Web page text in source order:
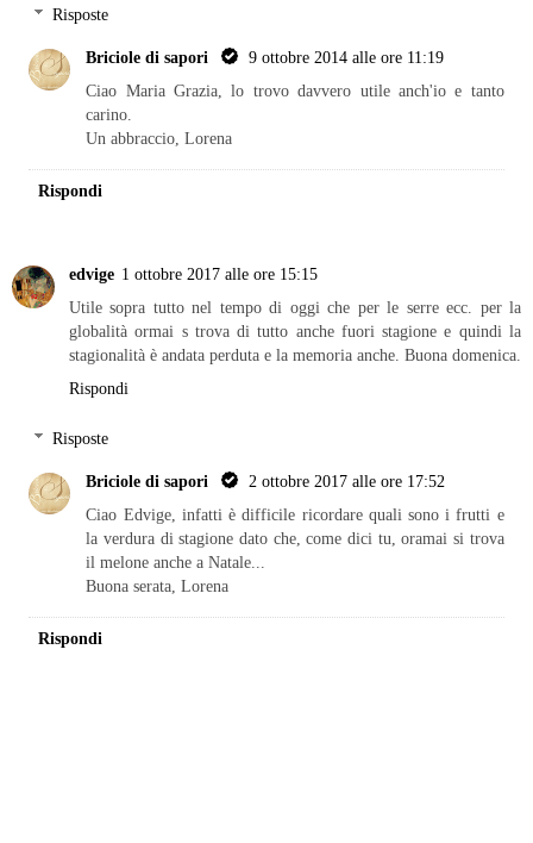
Risposte
Briciole di sapori
9 ottobre 2014 alle ore 11:19
Ciao Maria Grazia, lo trovo davvero utile anch'io e tanto
carino.
Un abbraccio, Lorena
Rispondi
edvige 1 ottobre 2017 alle ore 15:15
Utile sopra tutto nel tempo di oggi che per le serre ecc. per la
globalità ormai s trova di tutto anche fuori stagione e quindi la
stagionalità è andata perduta e la memoria anche. Buona domenica.
Rispondi
Risposte
Briciole di sapori
2 ottobre 2017 alle ore 17:52
Ciao Edvige, infatti è difficile ricordare quali sono i frutti e
la verdura di stagione dato che, come dici tu, oramai si trova
il melone anche a Natale...
Buona serata, Lorena
Rispondi